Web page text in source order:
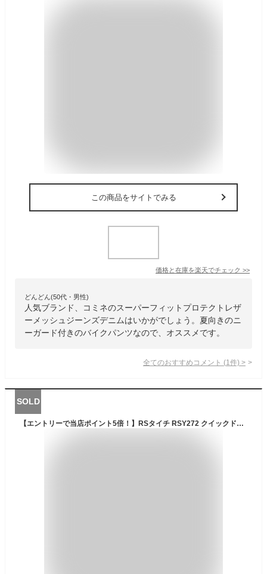
この商品をサイトでみる
価格と在庫を楽天でチェック >>
どんどん(50代・男性)
人気ブランド、コミネのスーパーフィットプロテクトレザ
ーメッシュジーンズデニムはいかがでしょう。夏向きのニ
ーガード付きのバイクパンツなので、オススメです。
全てのおすすめコメント (1 件) >
SOLD
【エントリーで当店ポイント5倍！】RSタイチ RSY272 クイックドライ メッシュパンツ ブラック/ガンメタル 25春夏 メッシュパンツ 膝・腰にプロテクター標準装備 バイク ウェア